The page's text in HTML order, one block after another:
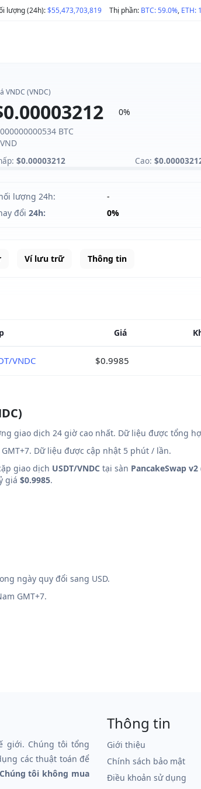
lượng (24h):$55,473,703,819 Thị phần: BTC: 59.0%, ETH:
VNDC (VNDC)
0%
BTC
$0.00003212 Cao:
lượng 24h: -
đổi 24h: 0%
Ví lưu trữ Thông tin
Giá
VNDC $0.9985
giao dịch 24 giờ cao nhất. Dữ liệu được tổng
Dữ liệu được cập nhật 5 phút / lần.
giao dịch USDT/VNDC tại sàn PancakeSwap v2
giá $0.9985.
ngày quy đổi sang USD.
GMT+7.
giới. Chúng tôi tổng
các thuật toán để
Chúng tôi không mua
Thông tin
Giới thiệu
Chính sách bảo mật
Điều khoản sử dụng